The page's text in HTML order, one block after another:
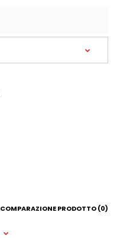
COMPARAZIONE PRODOTTO (0)